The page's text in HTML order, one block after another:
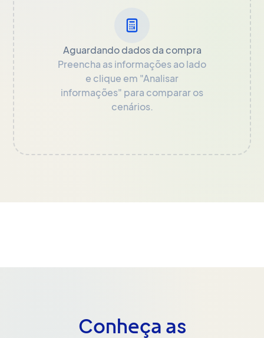
Aguardando dados da compra
Preencha as informações ao lado
e clique em "Analisar
informações" para comparar os
cenários.
Conheça as